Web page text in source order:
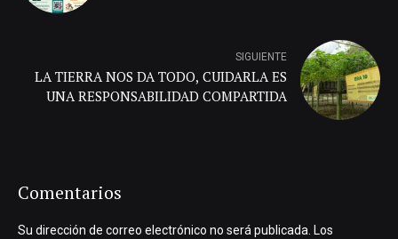
SIGUIENTE
LA TIERRA NOS DA TODO, CUIDARLA ES
UNA RESPONSABILIDAD COMPARTIDA
Comentarios
Su dirección de correo electrónico no será publicada. Los